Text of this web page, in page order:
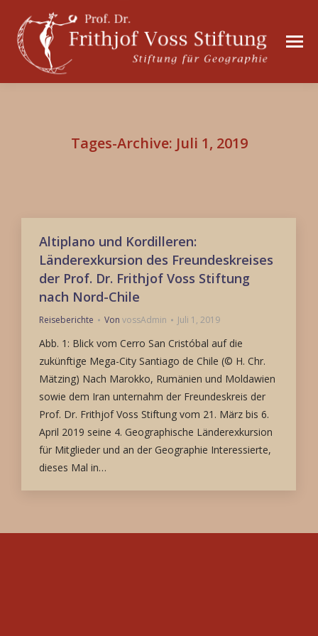
Tages-Archive: Juli 1, 2019
Altiplano und Kordilleren:
Länderexkursion des Freundeskreises
der Prof. Dr. Frithjof Voss Stiftung
nach Nord-Chile
Reiseberichte Von vossAdmin Juli 1, 2019
Abb. 1: Blick vom Cerro San Cristóbal auf die
zukünftige Mega-City Santiago de Chile (© H. Chr.
Mätzing) Nach Marokko, Rumänien und Moldawien
sowie dem Iran unternahm der Freundeskreis der
Prof. Dr. Frithjof Voss Stiftung vom 21. März bis 6.
April 2019 seine 4. Geographische Länderexkursion
für Mitglieder und an der Geographie Interessierte,
dieses Mal in…